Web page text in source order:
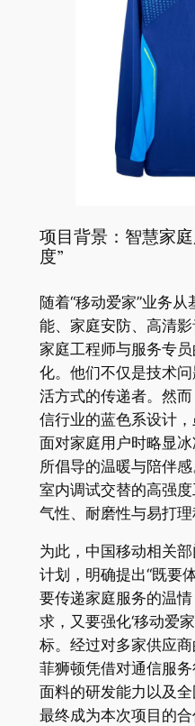
项目背景：智慧家
度”
随着“移动爱家”业务
能、家庭安防、高清
家庭工程师与服务专
化。他们不仅是技术
活方式的传递者。然
信行业的蓝色系设计
面对家庭用户时略显
所倡导的温暖与陪伴
室内调试交替的高强
气性、耐磨性与易打理
为此，中国移动相关
计划，明确提出“既要
要传递家庭服务的温
求，又要强化‘移动爱
标。经过对多家供应
菲狮顿凭借对通信服
面料的研发能力以及
最终成为本次项目的合